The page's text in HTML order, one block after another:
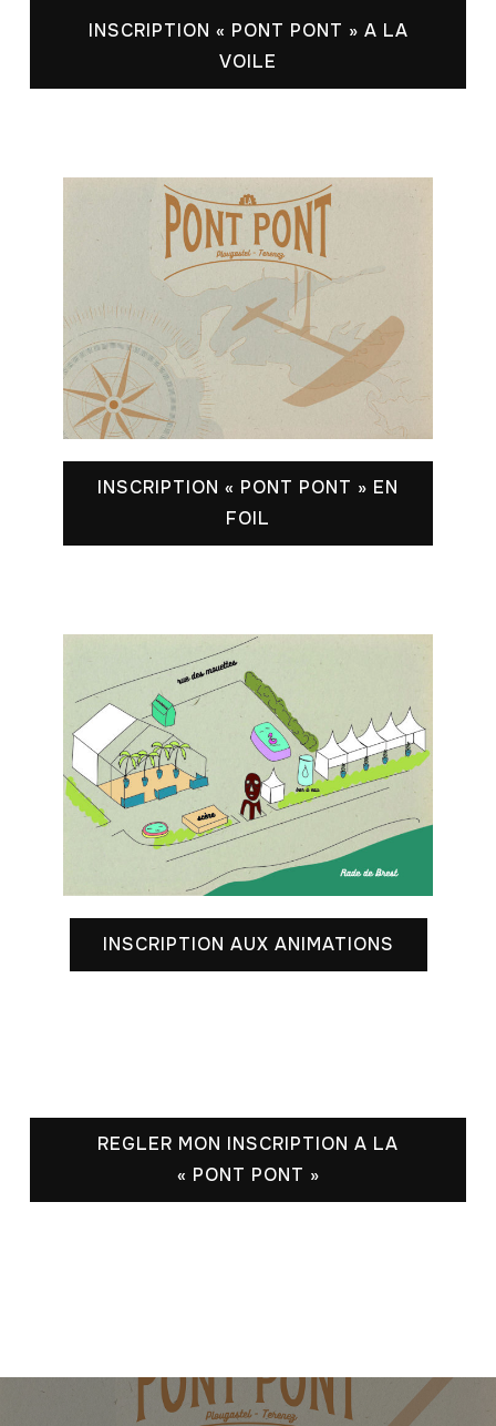
INSCRIPTION « PONT PONT » A LA
VOILE
INSCRIPTION « PONT PONT » EN
FOIL
INSCRIPTION AUX ANIMATIONS
REGLER MON INSCRIPTION A LA
« PONT PONT »